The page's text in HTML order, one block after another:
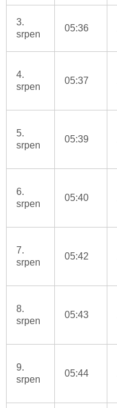
3.
srpen
05:36
4.
srpen
05:37
5.
srpen
05:39
6.
srpen
05:40
7.
srpen
05:42
8.
srpen
05:43
9.
srpen
05:44